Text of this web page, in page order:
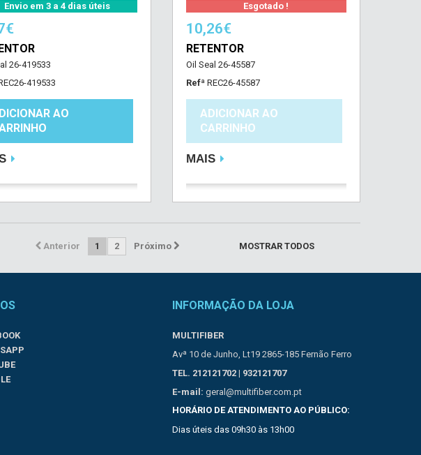
Envio em 3 a 4 dias úteis
26-419533
419533
AO
Esgotado !
10,26€
RETENTOR
Oil Seal 26-45587
Refª REC26-45587
ADICIONAR AO
CARRINHO
MAIS
MOSTRAR TODOS
Anterior 1 2 Próximo
INFORMAÇÃO DA LOJA
MULTIFIBER
Avª 10 de Junho, Lt19 2865-185 Fernão Ferro
TEL. 212121702 | 932121707
E-mail: geral@multifiber.com.pt
HORÁRIO DE ATENDIMENTO AO PÚBLICO:
Dias úteis das 09h30 às 13h00